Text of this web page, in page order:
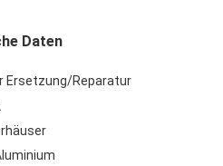
Daten
Ersetzung/Reparatur